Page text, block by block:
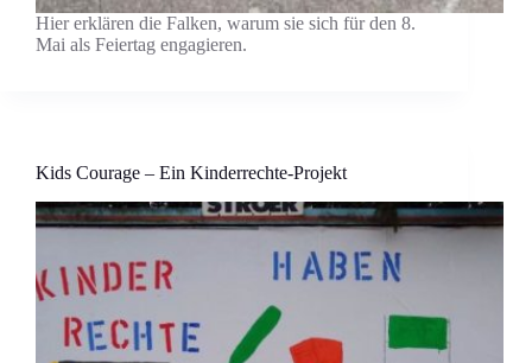
Hier erklären die Falken, warum sie sich für den 8.
Mai als Feiertag engagieren.
Kids Courage – Ein Kinderrechte-Projekt